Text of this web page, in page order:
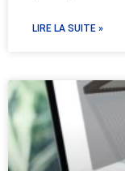
LIRE LA SUITE »